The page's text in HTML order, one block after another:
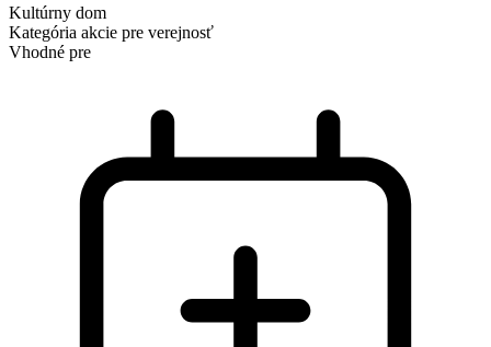
Kultúrny dom
Kategória akcie pre verejnosť
Vhodné pre